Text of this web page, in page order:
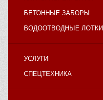
БЕТОННЫЕ ЗАБОРЫ
ВОДООТВОДНЫЕ ЛОТКИ
УСЛУГИ
СПЕЦТЕХНИКА